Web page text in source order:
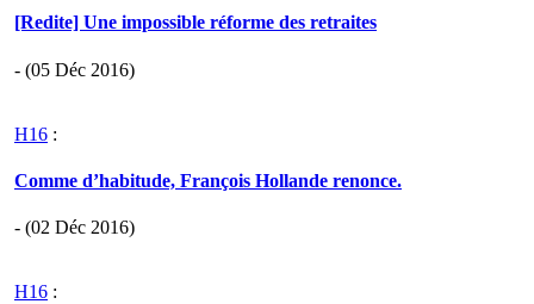
[Redite] Une impossible réforme des retraites
- (05 Déc 2016)
H16 :
Comme d’habitude, François Hollande renonce.
- (02 Déc 2016)
H16 :